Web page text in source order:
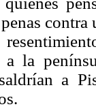
la
a